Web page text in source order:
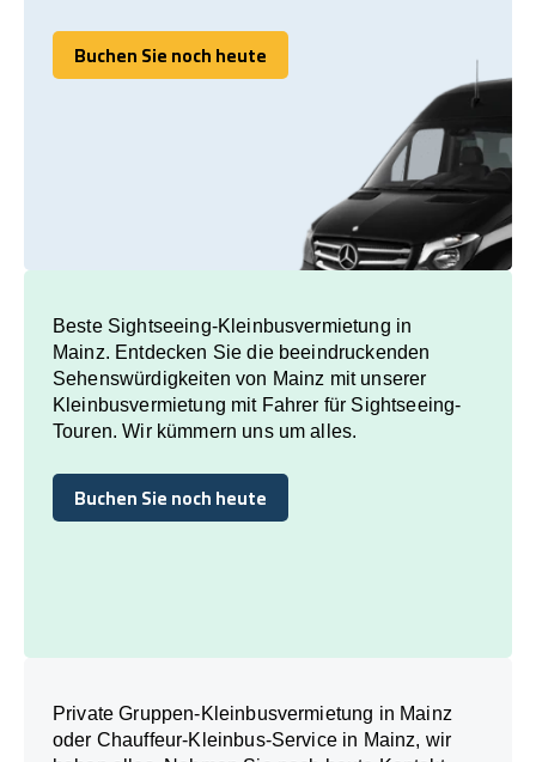
Buchen Sie noch heute
Buchen Sie noch heute
Beste Sightseeing-Kleinbusvermietung in
Mainz. Entdecken Sie die beeindruckenden
Sehenswürdigkeiten von Mainz mit unserer
Kleinbusvermietung mit Fahrer für Sightseeing-
Touren. Wir kümmern uns um alles.
Buchen Sie noch heute
Buchen Sie noch heute
Private Gruppen-Kleinbusvermietung in Mainz
oder Chauffeur-Kleinbus-Service in Mainz, wir